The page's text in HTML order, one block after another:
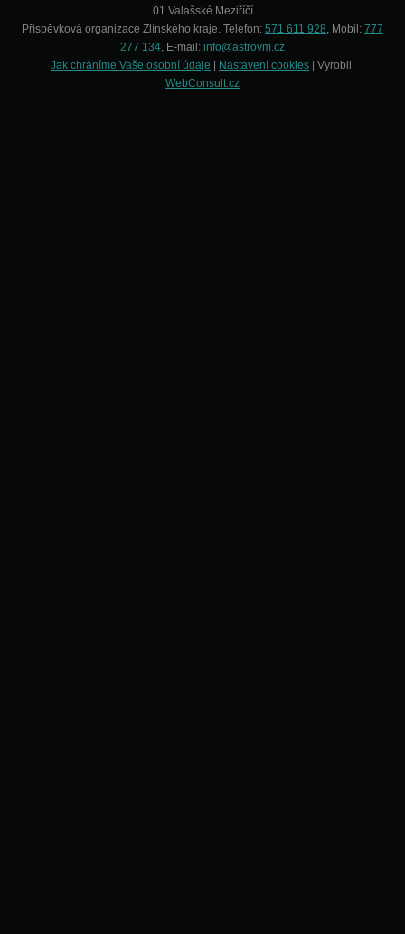
01 Valašské Meziříčí
Příspěvková organizace Zlínského kraje. Telefon: 571 611 928, Mobil: 777
277 134, E-mail: info@astrovm.cz
Jak chráníme Vaše osobní údaje
Nastavení cookies | Vyrobil:
WebConsult.cz